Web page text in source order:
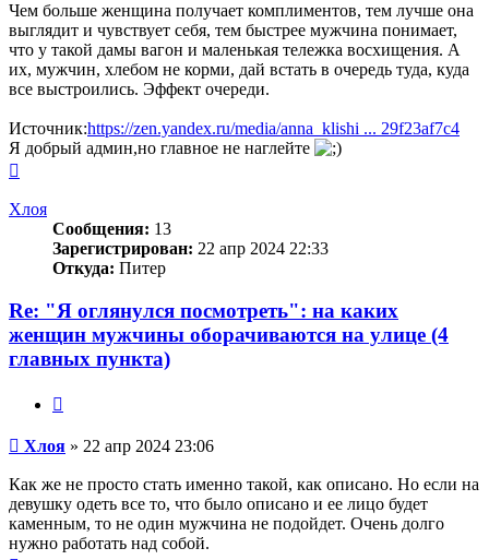
Чем больше женщина получает комплиментов, тем лучше она
выглядит и чувствует себя, тем быстрее мужчина понимает,
что у такой дамы вагон и маленькая тележка восхищения. А
их, мужчин, хлебом не корми, дай встать в очередь туда, куда
все выстроились. Эффект очереди.
Источник:https://zen.yandex.ru/media/anna_klishi ... 29f23af7c4
Я добрый админ,но главное не наглейте
началу
Хлоя
Сообщения: 13
Зарегистрирован: 22 апр 2024 22:33
Откуда: Питер
Re: "Я оглянулся посмотреть": на каких
женщин мужчины оборачиваются на улице (4
главных пункта)
Сообщение
Хлоя » 22 апр 2024 23:06
Как же не просто стать именно такой, как описано. Но если на
девушку одеть все то, что было описано и ее лицо будет
каменным, то не один мужчина не подойдет. Очень долго
нужно работать над собой.